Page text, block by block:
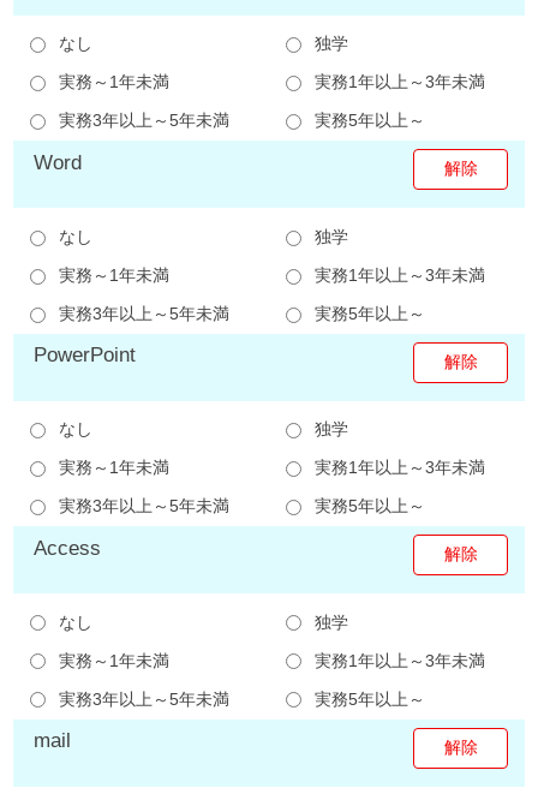
なし
独学
実務～1年未満
実務1年以上～3年未満
実務3年以上～5年未満
実務5年以上～
Word
なし
独学
実務～1年未満
実務1年以上～3年未満
実務3年以上～5年未満
実務5年以上～
PowerPoint
なし
独学
実務～1年未満
実務1年以上～3年未満
実務3年以上～5年未満
実務5年以上～
Access
なし
独学
実務～1年未満
実務1年以上～3年未満
実務3年以上～5年未満
実務5年以上～
mail